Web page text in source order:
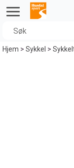
Hjem>Sykkel >